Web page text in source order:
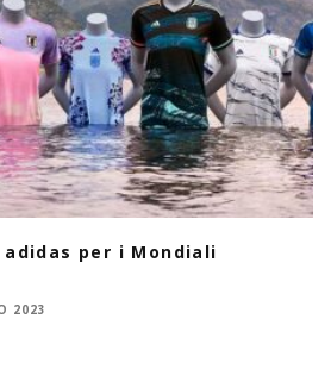
per i Mondiali
2023